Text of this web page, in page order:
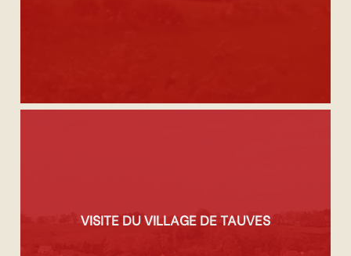
VISITE DU VILLAGE DE TAUVES